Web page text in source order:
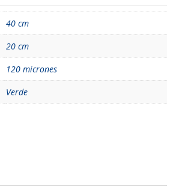
40 cm
20 cm
120 micrones
Verde